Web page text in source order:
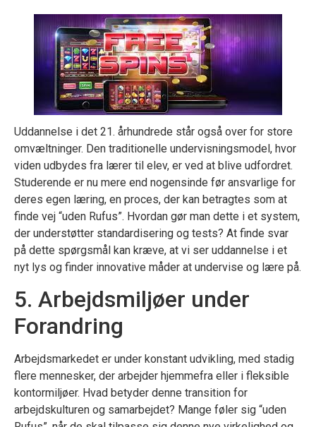
Uddannelse i det 21. århundrede står også over for store
omvæltninger. Den traditionelle undervisningsmodel, hvor
viden udbydes fra lærer til elev, er ved at blive udfordret.
Studerende er nu mere end nogensinde før ansvarlige for
deres egen læring, en proces, der kan betragtes som at
finde vej “uden Rufus”. Hvordan gør man dette i et system,
der understøtter standardisering og tests? At finde svar
på dette spørgsmål kan kræve, at vi ser uddannelse i et
nyt lys og finder innovative måder at undervise og lære på.
5. Arbejdsmiljøer under
Forandring
Arbejdsmarkedet er under konstant udvikling, med stadig
flere mennesker, der arbejder hjemmefra eller i fleksible
kontormiljøer. Hvad betyder denne transition for
arbejdskulturen og samarbejdet? Mange føler sig “uden